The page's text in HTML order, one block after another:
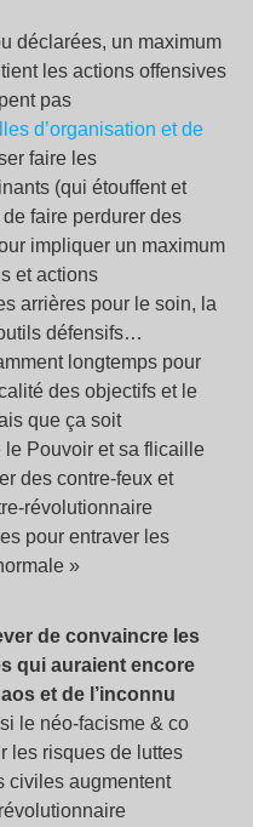
déclarées, un maximum
les actions offensives
pas
d’organisation et de
faire les
(qui étouffent et
faire perdurer des
impliquer un maximum
et actions
arrières pour le soin, la
défensifs…
longtemps pour
des objectifs et le
que ça soit
le Pouvoir et sa flicaille
des contre-feux et
révolutionnaire
pour entraver les
»
de convaincre les
qui auraient encore
et de l’inconnu
si le néo-facisme & co
les risques de luttes
civiles augmentent